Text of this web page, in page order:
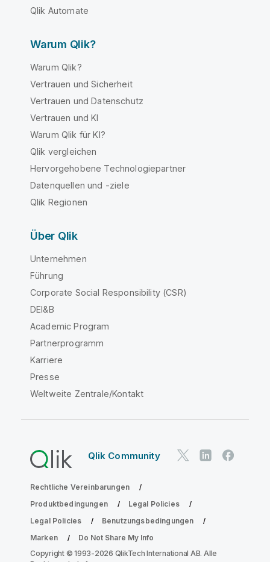
Qlik Automate
Warum Qlik?
Warum Qlik?
Vertrauen und Sicherheit
Vertrauen und Datenschutz
Vertrauen und KI
Warum Qlik für KI?
Qlik vergleichen
Hervorgehobene Technologiepartner
Datenquellen und -ziele
Qlik Regionen
Über Qlik
Unternehmen
Führung
Corporate Social Responsibility (CSR)
DEI&B
Academic Program
Partnerprogramm
Karriere
Presse
Weltweite Zentrale/Kontakt
Qlik Community
Rechtliche Vereinbarungen
Produktbedingungen
Legal Policies
Legal Policies
Benutzungsbedingungen
Marken
Do Not Share My Info
Copyright © 1993-2026 QlikTech International AB. Alle